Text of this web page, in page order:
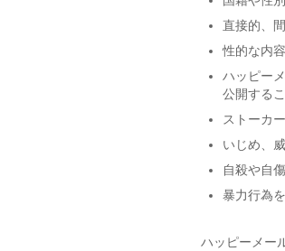
直接的、
性的な内
ハッピー
公開する
ストーカ
いじめ、
自殺や自
暴力行為
ハッピーメー